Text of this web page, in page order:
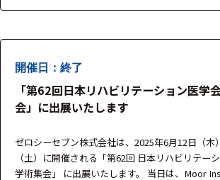
ジーをご紹…
開催日：終了
「第62回日本リハビリテーション医学
会」に出展いたします
ゼロシーセブン株式会社は、2025年6月12日（木
（土）に開催される「第62回 日本リハビリテー
学術集会」 に出展いたします。 当日は、Moor